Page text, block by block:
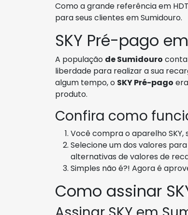
Como a grande referência em
para seus clientes em Sumidouro.
SKY Pré-pago
A população de Sumidouro
liberdade para realizar a sua
algum tempo, o SKY Pré-pago
produto.
Confira como
Você compra o aparelho
Selecione um dos valores
alternativas de valores de
Simples não é?! Agora é
Como assinar